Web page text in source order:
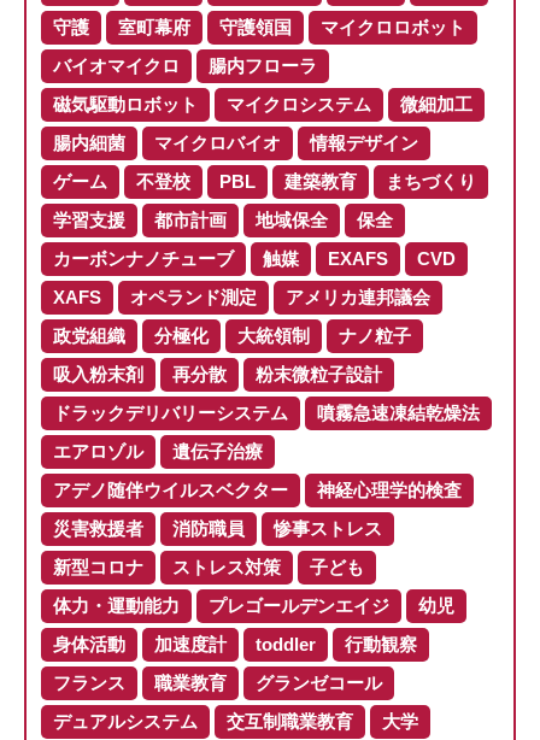
守護
室町幕府 守護領国
マイクロロボット
バイオマイクロ
腸内フローラ
磁気駆動ロボット
マイクロシステム
微細加工
腸内細菌
マイクロバイオ
情報デザイン
ゲーム
不登校 PBL 建築教育
まちづくり
学習支援
都市計画 地域保全
保全
カーボンナノチューブ
触媒 EXAFS
CVD
XAFS
オペランド測定
アメリカ連邦議会
政党組織
分極化 大統領制
ナノ粒子
吸入粉末剤
再分散
粉末微粒子設計
ドラックデリバリーシステム
噴霧急速凍結乾燥法
エアロゾル
遺伝子治療
アデノ随伴ウイルスベクター
神経心理学的検査
災害救援者
消防職員
惨事ストレス
新型コロナ
ストレス対策
子ども
体力・運動能力
プレゴールデンエイジ
幼児
身体活動
加速度計 toddler
行動観察
フランス
職業教育
グランゼコール
デュアルシステム
交互制職業教育
大学